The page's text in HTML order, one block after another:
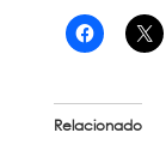
Relacionado